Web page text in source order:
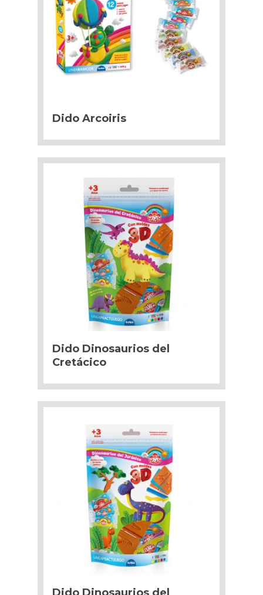
Dido Arcoiris
Dido Dinosaurios del
Cretácico
Dido Dinosaurios del